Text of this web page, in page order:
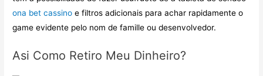
ona bet cassino e filtros adicionais para achar rapidamente o
game evidente pelo nom de famille ou desenvolvedor.
Asi Como Retiro Meu Dinheiro?